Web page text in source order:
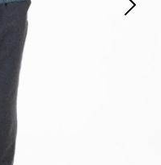
Kara klub
Slevy
Slovensky